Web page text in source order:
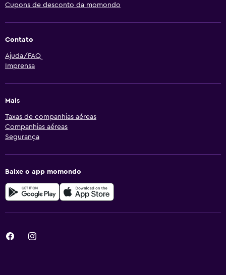
Cupons de desconto da momondo
Contato
Ajuda/FAQ
Imprensa
Mais
Taxas de companhias aéreas
Companhias aéreas
Segurança
Baixe o app momondo